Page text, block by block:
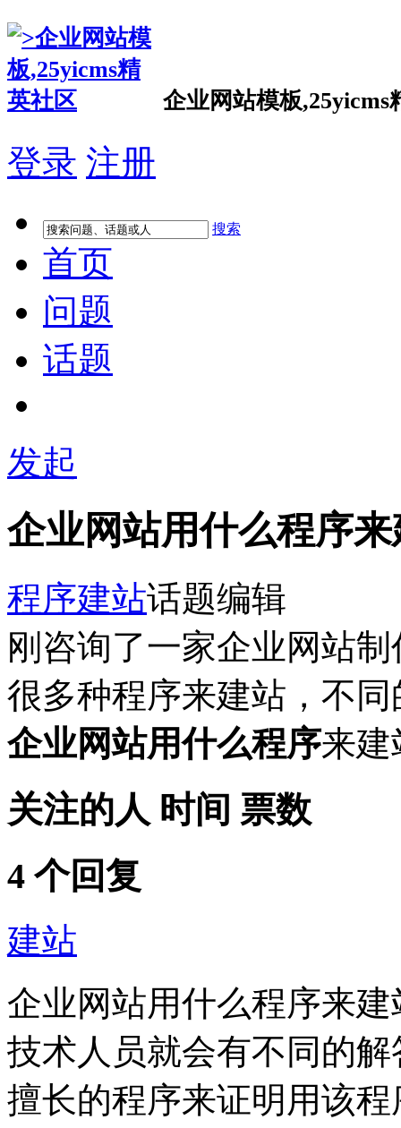
企业网站模板,25yicms
登录 注册
搜索
首页
问题
话题
发起
企业网站用什么程序
程序建站话题编辑
刚咨询了一家企业网站
很多种程序来建站，不
企业网站用什么程序来建
关注的人 时间 票数
4 个回复
建站
企业网站用什么程序来
技术人员就会有不同的
擅长的程序来证明用该